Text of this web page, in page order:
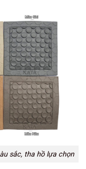
sắc, tha hồ lựa chọn